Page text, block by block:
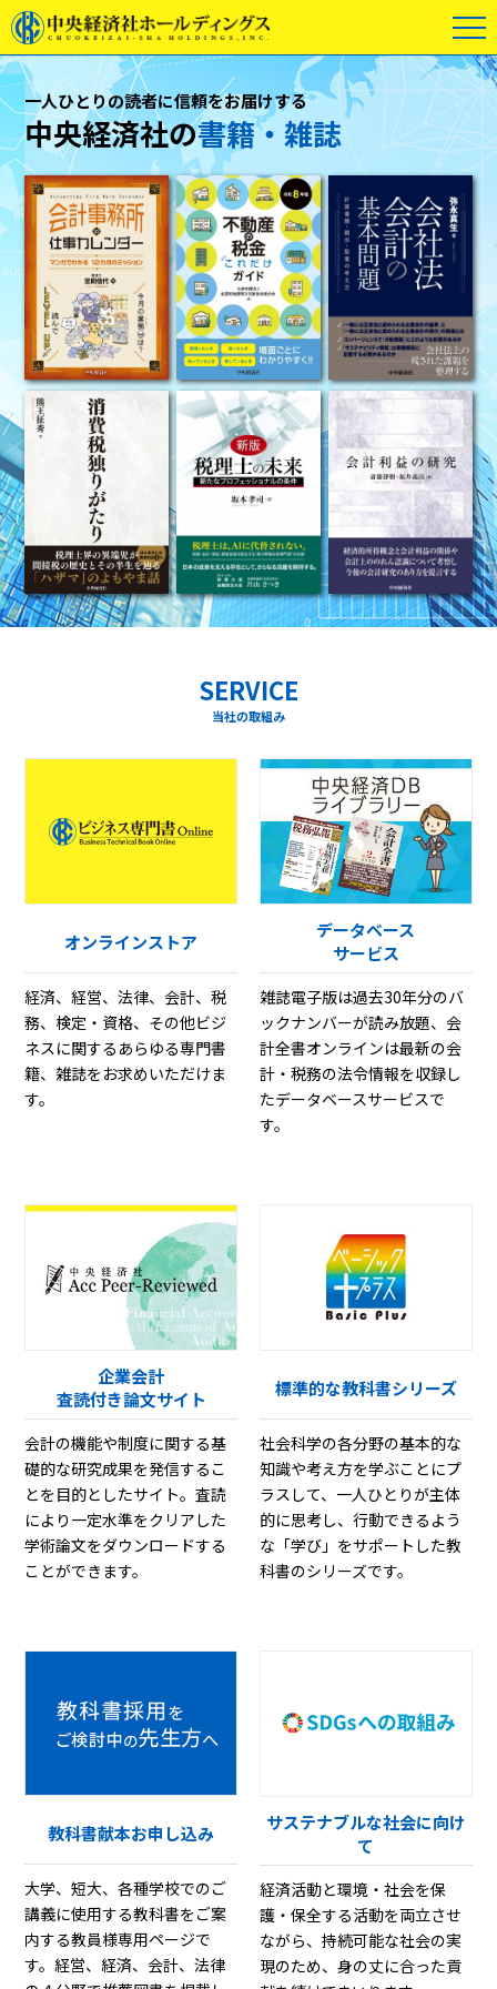
一人ひとりの読者に信頼をお届けする
中央経済社の書籍・雑誌
SERVICE
当社の取組み
オンラインストア
経済、経営、法律、会計、税
務、検定・資格、その他ビジ
ネスに関するあらゆる専門書
籍、雑誌をお求めいただけま
す。
データベース
サービス
雑誌電子版は過去30年分のバ
ックナンバーが読み放題、会
計全書オンラインは最新の会
計・税務の法令情報を収録し
たデータベースサービスで
す。
企業会計
査読付き論文サイト
会計の機能や制度に関する基
礎的な研究成果を発信するこ
とを目的としたサイト。査読
により一定水準をクリアした
学術論文をダウンロードする
ことができます。
標準的な教科書シリーズ
社会科学の各分野の基本的な
知識や考え方を学ぶことにプ
ラスして、一人ひとりが主体
的に思考し、行動できるよう
な「学び」をサポートした教
科書のシリーズです。
教科書献本お申し込み
大学、短大、各種学校でのご
講義に使用する教科書をご案
内する教員様専用ページで
す。経営、経済、会計、法律
サステナブルな社会に向け
て
経済活動と環境・社会を保
護・保全する活動を両立させ
ながら、持続可能な社会の実
現のため、身の丈に合った貢